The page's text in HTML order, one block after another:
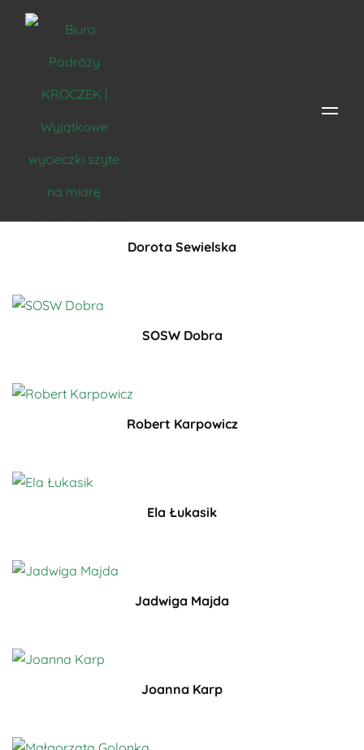
Dorota Sewielska
SOSW Dobra
Robert Karpowicz
Ela Łukasik
Jadwiga Majda
Joanna Karp